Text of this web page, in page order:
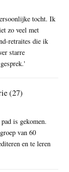
tocht. Ik
zo veel met
retraites die ik
starre
(27)
is gekomen.
van 60
en te leren